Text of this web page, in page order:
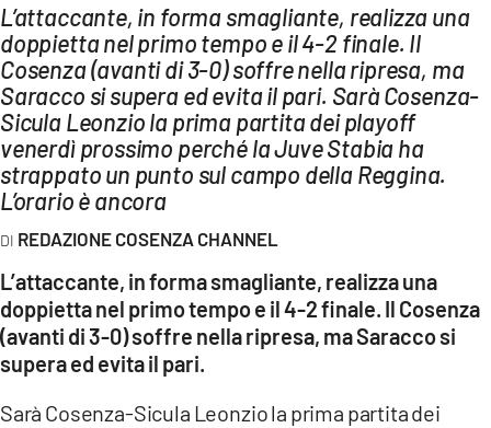
LaC
Network
LACPLAY.IT
LACTV.IT
LACONAIR.IT
LACITYMAG.IT
ILREGGINO.IT
COSENZACHANNEL.IT
ILVIBONESE.IT
CATANZAROCHANNEL.IT
LACAPITALENEWS.IT
L’attaccante, in forma smagliante, realizza una
doppietta nel primo tempo e il 4-2 finale. Il
Cosenza (avanti di 3-0) soffre nella ripresa, ma
Saracco si supera ed evita il pari. Sarà Cosenza-
Sicula Leonzio la prima partita dei playoff
venerdì prossimo perché la Juve Stabia ha
strappato un punto sul campo della Reggina.
L’orario è ancora
REDAZIONE COSENZA CHANNEL
L’attaccante, in forma smagliante, realizza una
doppietta nel primo tempo e il 4-2 finale. Il Cosenza
(avanti di 3-0) soffre nella ripresa, ma Saracco si
supera ed evita il pari.
Sarà Cosenza-Sicula Leonzio la prima partita dei